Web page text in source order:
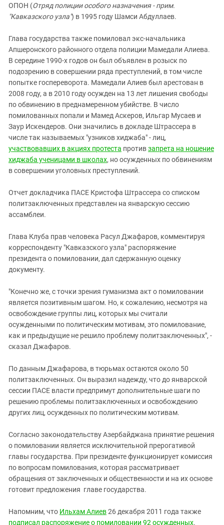
ОПОН (Отряд полиции особого назначения - прим.
"Кавказского узла") в 1995 году Шамси Абдуллаев.
Глава государства также помиловал экс-начальника
Апшеронского районного отдела полиции Мамедали Алиева.
В середине 1990-х годов он был объявлен в розыск по
подозрению в совершении ряда преступлений, в том числе
попытке госпереворота. Мамедали Алиев был арестован в
2008 году, а в 2010 году осужден на 13 лет лишения свободы
по обвинению в преднамеренном убийстве. В число
помилованных попали и Мамед Аскеров, Ильгар Мусаев и
Заур Искендеров. Они значились в докладе Штрассера в
числе так называемых "узников хиджаба" - лиц,
участвовавших в акциях протеста противзапрета на ношение
хиджаба ученицами в школах, но осужденных по обвинениям
в совершении уголовных преступлений.
Отчет докладчика ПАСЕ Кристофа Штрассера со списком
политзаключенных представлен на январскую сессию
ассамблеи.
Глава Клуба прав человека Расул Джафаров, комментируя
корреспонденту "Кавказского узла" распоряжение
президента о помиловании, дал сдержанную оценку
документу.
"Конечно же, с точки зрения гуманизма акт о помиловании
является позитивным шагом. Но, к сожалению, несмотря на
освобождение группы лиц, которых мы считали
осужденными по политическим мотивам, это помилование,
как и предыдущие не решило проблему политзаключенных", -
сказал Джафаров.
По данным Джафарова, в тюрьмах остаются около 50
политзаключенных. Он выразил надежду, что до январской
сессии ПАСЕ власти предпримут дополнительные шаги по
решению проблемы политзаключенных и освобождению
других лиц, осужденных по политическим мотивам.
Согласно законодательству Азербайджана принятие решения
о помиловании является исключительной прерогативой
главы государства. При президенте функционирует комиссия
по вопросам помилования, которая рассматривает
обращения от заключенных и общественности и на их основе
готовит предложения главе государства.
Напомним, что Ильхам Алиев26 декабря 2011 года также
подписал распоряжение о помиловании 92 осужденных.